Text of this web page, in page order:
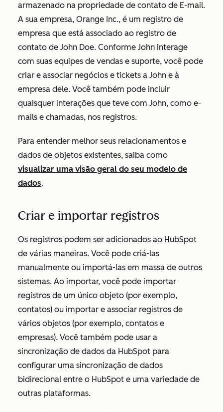
armazenado na propriedade de contato de E-mail.
A sua empresa, Orange Inc., é um registro de
empresa que está associado ao registro de
contato de John Doe. Conforme John interage
com suas equipes de vendas e suporte, você pode
criar e associar negócios e tickets a John e à
empresa dele. Você também pode incluir
quaisquer interações que teve com John, como e-
mails e chamadas, nos registros.
Para entender melhor seus relacionamentos e
dados de objetos existentes, saiba como
visualizar uma visão geral do seu modelo de
dados.
Criar e importar registros
Os registros podem ser adicionados ao HubSpot
de várias maneiras. Você pode criá-las
manualmente ou importá-las em massa de outros
sistemas. Ao importar, você pode importar
registros de um único objeto (por exemplo,
contatos) ou importar e associar registros de
vários objetos (por exemplo, contatos e
empresas). Você também pode usar a
sincronização de dados da HubSpot para
configurar uma sincronização de dados
bidirecional entre o HubSpot e uma variedade de
outras plataformas.